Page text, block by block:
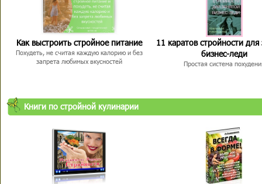
Как выстроить стройное питание
Похудеть, не считая каждую калорию и без
запрета любимых вкусностей
11 каратов стройности для
бизнес-леди
Простая система
Книги по стройной кулинарии